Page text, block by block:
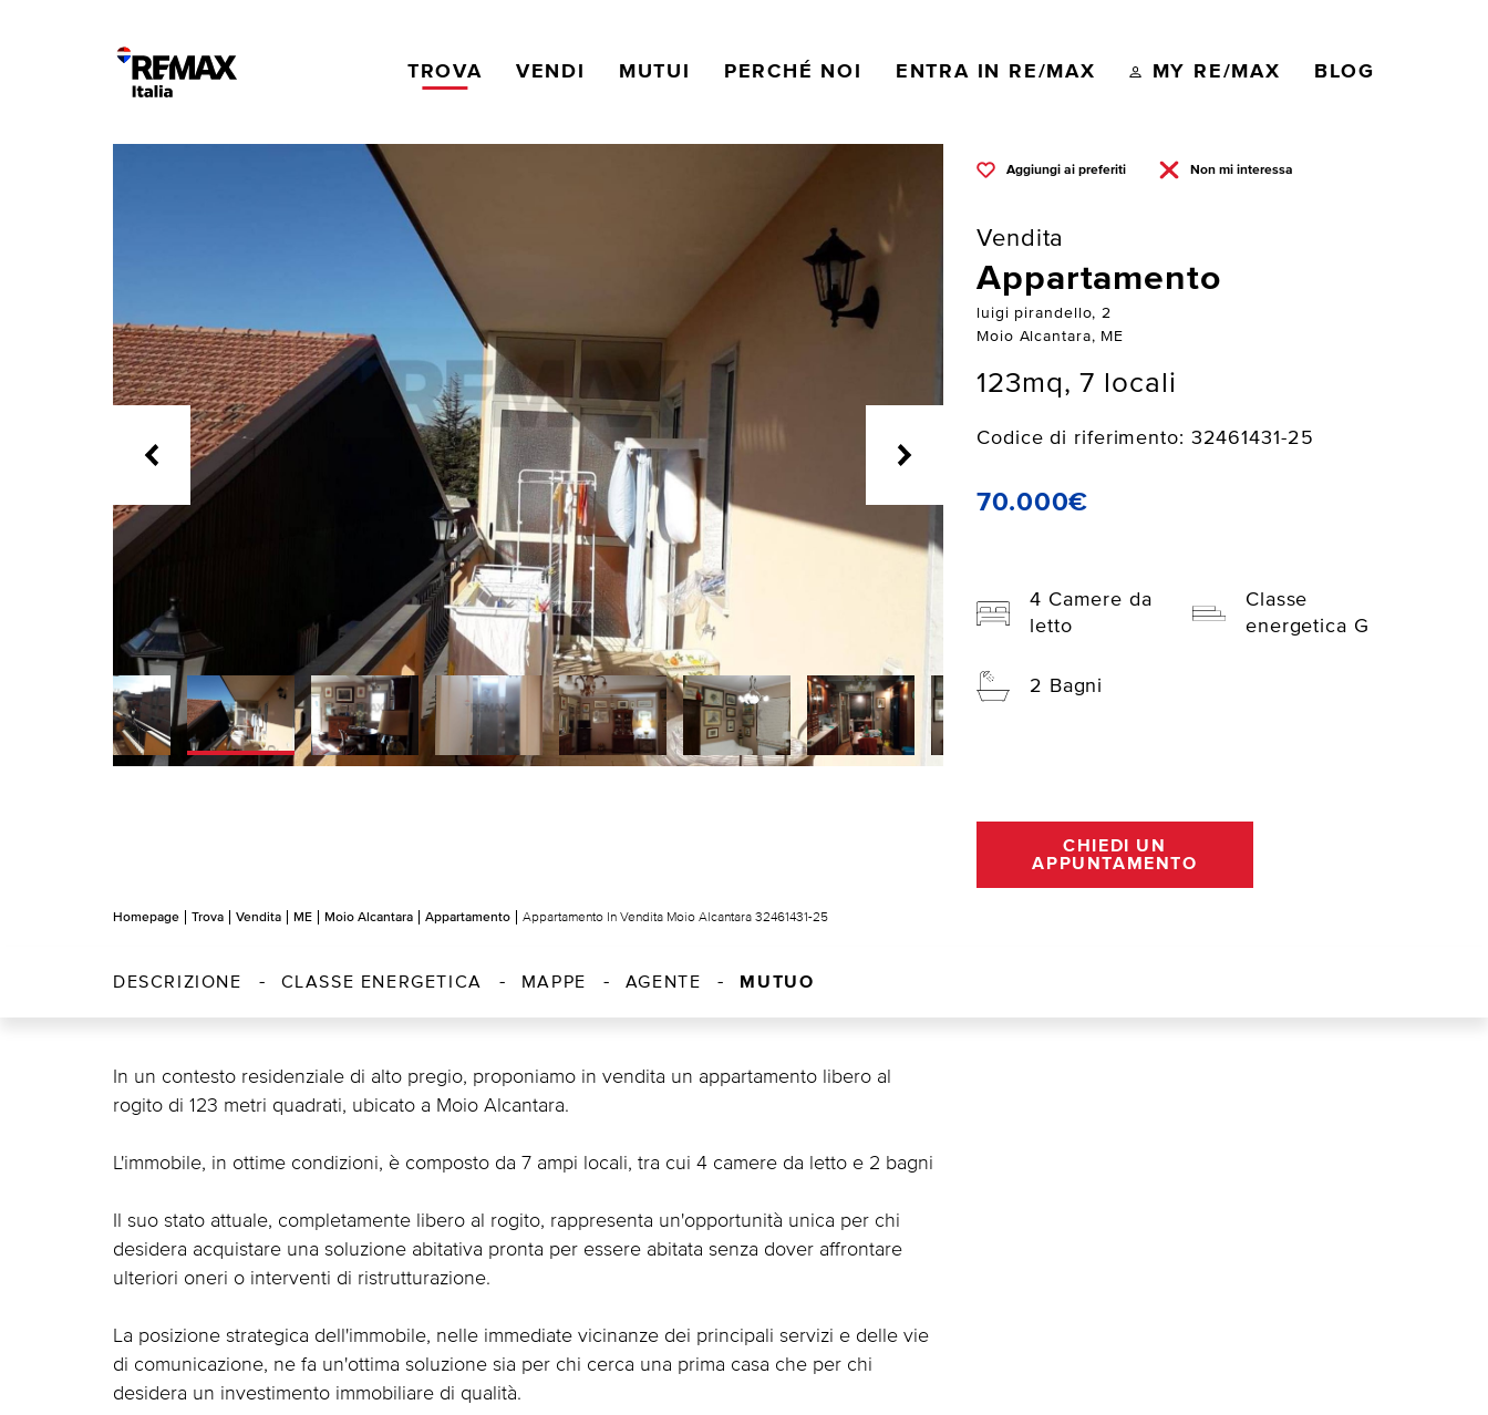
TROVA VENDI MUTUI PERCHÉ NOI ENTRA IN RE/MAX MY RE/MAX BLOG
Aggiungi ai preferiti Non mi interessa
Vendita
Appartamento
luigi pirandello, 2
Moio Alcantara, ME
123mq, 7 locali
Codice di riferimento: 32461431-25
70.000€
4 Camere da
letto
Classe
energetica G
2 Bagni
CHIEDI UN
APPUNTAMENTO
Homepage Trova Vendita ME Moio Alcantara Appartamento Appartamento In Vendita Moio Alcantara 32461431-25
DESCRIZIONE CLASSE ENERGETICA MAPPE AGENTE MUTUO
In un contesto residenziale di alto pregio, proponiamo in vendita un appartamento libero al
rogito di 123 metri quadrati, ubicato a Moio Alcantara.
L'immobile, in ottime condizioni, è composto da 7 ampi locali, tra cui 4 camere da letto e 2 bagni
Il suo stato attuale, completamente libero al rogito, rappresenta un'opportunità unica per chi
desidera acquistare una soluzione abitativa pronta per essere abitata senza dover affrontare
ulteriori oneri o interventi di ristrutturazione.
La posizione strategica dell'immobile, nelle immediate vicinanze dei principali servizi e delle vie
di comunicazione, ne fa un'ottima soluzione sia per chi cerca una prima casa che per chi
desidera un investimento immobiliare di qualità.